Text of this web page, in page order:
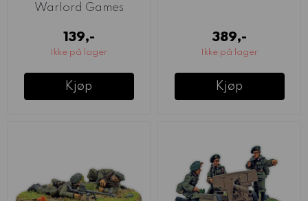
Warlord Games
139,-
Ikke på lager
Kjøp
389,-
Ikke på lager
Kjøp